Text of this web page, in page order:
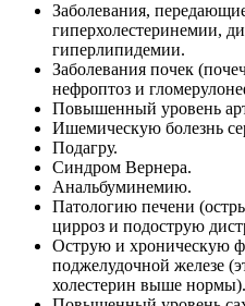
Заболевания,
гиперхолестеринемии,
гиперлипидемии.
Заболевания почек
нефроптоз и
Повышенный уровень
Ишемическую болезнь
Подагру.
Синдром Вернера.
Анальбуминемию.
Патологию печени
цирроз и подострую
Острую и хроническую
поджелудочной железе
холестерин выше нормы).